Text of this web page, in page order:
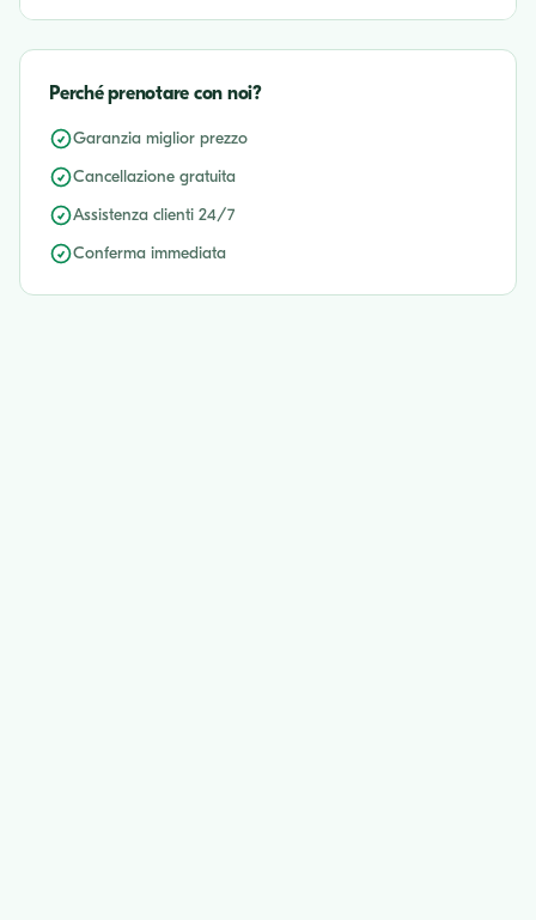
Perché prenotare con noi?
Garanzia miglior prezzo
Cancellazione gratuita
Assistenza clienti 24/7
Conferma immediata